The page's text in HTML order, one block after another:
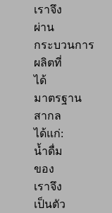
เราจึง
ผ่าน
กระบวนการ
ผลิตที่
ได้
มาตรฐาน
สากล
ได้แก่:
น้ำดื่ม
ของ
เราจึง
เป็นตัว